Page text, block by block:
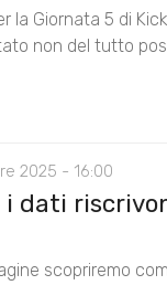
la Giornata 5 di
non del tutto
2025 - 16:00
i dati
scopriremo